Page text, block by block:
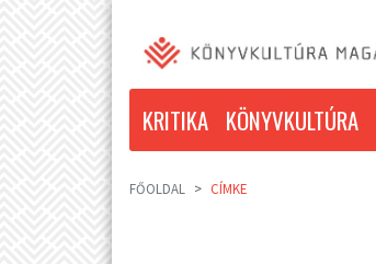
KRITIKA KÖNYVKULTÚRA
FŐOLDAL CÍMKE